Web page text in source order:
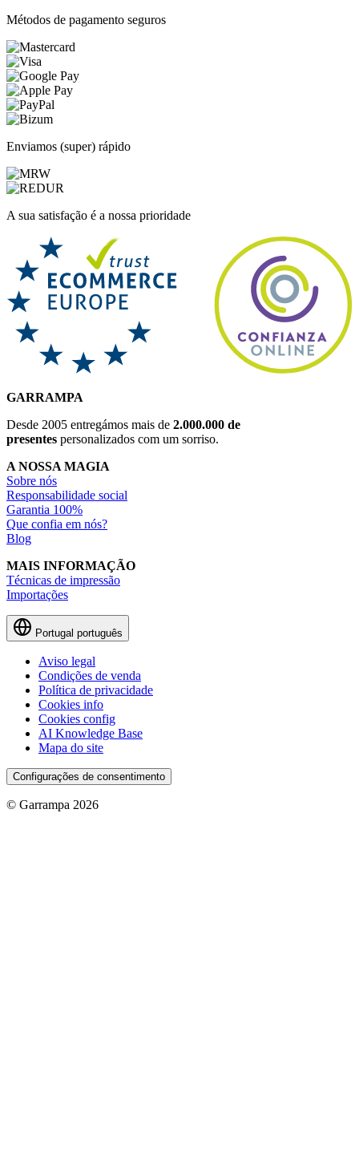
Métodos de pagamento seguros
Enviamos (super) rápido
A sua satisfação é a nossa prioridade
GARRAMPA
Desde 2005 entregámos mais de 2.000.000 de
presentes personalizados com um sorriso.
A NOSSA MAGIA
Sobre nós
Responsabilidade social
Garantia 100%
Que confia em nós?
Blog
MAIS INFORMAÇÃO
Técnicas de impressão
Importações
Portugal português
Aviso legal
Condições de venda
Política de privacidade
Cookies info
Cookies config
AI Knowledge Base
Mapa do site
Configurações de consentimento
© Garrampa 2026